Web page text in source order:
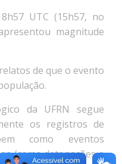
UTC (15h57, no
magnitude
de que o evento
da UFRN segue
os registros de
como eventos
(como detonações e